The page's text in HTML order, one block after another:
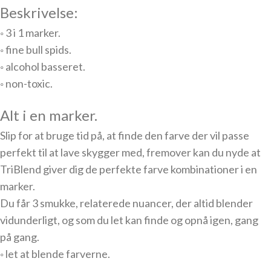
Beskrivelse:
◦ 3 i 1 marker.
◦ fine bull spids.
◦ alcohol basseret.
◦ non-toxic.
Alt i en marker.
Slip for at bruge tid på, at finde den farve der vil passe
perfekt til at lave skygger med, fremover kan du nyde at
TriBlend giver dig de perfekte farve kombinationer i en
marker.
Du får 3 smukke, relaterede nuancer, der altid blender
vidunderligt, og som du let kan finde og opnå igen, gang
på gang.
◦ let at blende farverne.